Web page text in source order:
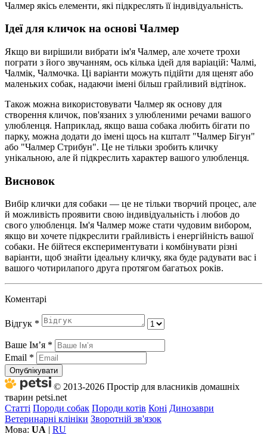
Чалмер якісь елементи, які підкреслять її індивідуальність.
Ідеї для кличок на основі Чалмер
Якщо ви вирішили вибрати ім'я Чалмер, але хочете трохи
пограти з його звучанням, ось кілька ідей для варіацій: Чалмі,
Чалмік, Чалмочка. Ці варіанти можуть підійти для щенят або
маленьких собак, надаючи імені більш грайливий відтінок.
Також можна використовувати Чалмер як основу для
створення кличок, пов'язаних з улюбленими речами вашого
улюбленця. Наприклад, якщо ваша собака любить бігати по
парку, можна додати до імені щось на кшталт "Чалмер Бігун"
або "Чалмер Стрибун". Це не тільки зробить кличку
унікальною, але й підкреслить характер вашого улюбленця.
Висновок
Вибір клички для собаки — це не тільки творчий процес, але
й можливість проявити свою індивідуальність і любов до
свого улюбленця. Ім'я Чалмер може стати чудовим вибором,
якщо ви хочете підкреслити грайливість і енергійність вашої
собаки. Не бійтеся експериментувати і комбінувати різні
варіанти, щоб знайти ідеальну кличку, яка буде радувати вас і
вашого чотирилапого друга протягом багатьох років.
Коментарі
Відгук *
Ваше Імʼя *
Email *
Опублікувати
© 2013-2026 Простір для власників домашніх
тварин petsi.net
Статті Породи собак Породи котів Коні Динозаври
Ветеринарні клініки Зворотній зв'язок
Мова: UA | RU